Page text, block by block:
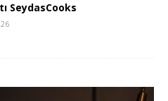
SeydasCooks